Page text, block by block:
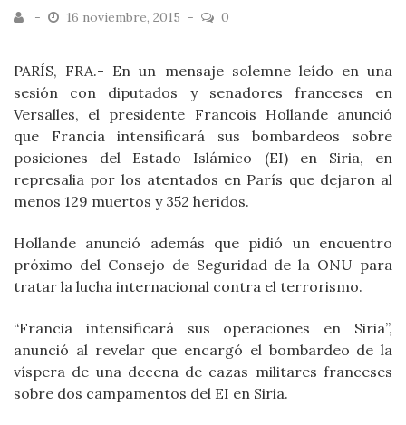
16 noviembre, 2015 0
PARÍS, FRA.- En un mensaje solemne leído en una
sesión con diputados y senadores franceses en
Versalles, el presidente Francois Hollande anunció
que Francia intensificará sus bombardeos sobre
posiciones del Estado Islámico (EI) en Siria, en
represalia por los atentados en París que dejaron al
menos 129 muertos y 352 heridos.
Hollande anunció además que pidió un encuentro
próximo del Consejo de Seguridad de la ONU para
tratar la lucha internacional contra el terrorismo.
“Francia intensificará sus operaciones en Siria”,
anunció al revelar que encargó el bombardeo de la
víspera de una decena de cazas militares franceses
sobre dos campamentos del EI en Siria.